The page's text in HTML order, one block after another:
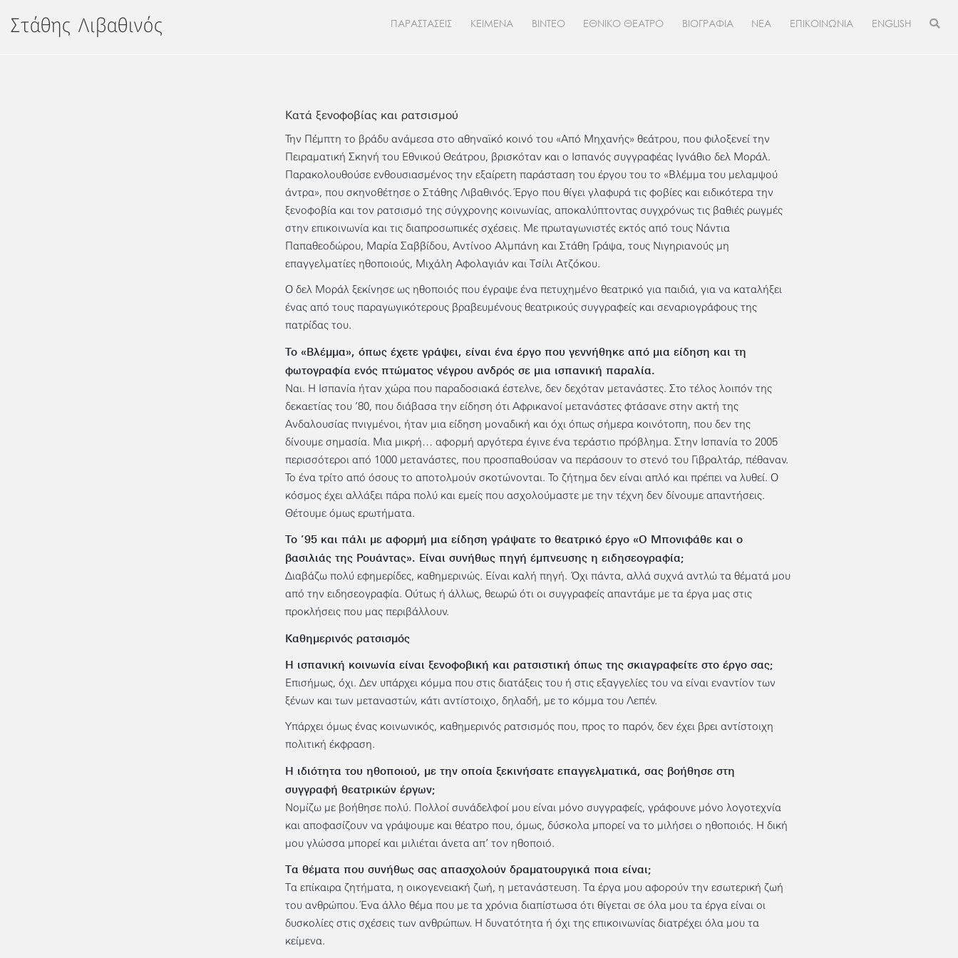
στοΣτάθης Λιβαθινός ΠΑΡΑΣΤΑΣΕΙΣ ΚΕΙΜΕΝΑ ΒΙΝΤΕΟ ΕΘΝΙΚΟ ΘΕΑΤΡΟ ΒΙΟΓΡΑΦΙΑ ΝΕΑ ΕΠΙΚΟΙΝΩΝΙΑ ENGLISH
Κατά ξενοφοβίας και ρατσισμού
Την Πέμπτη το βράδυ ανάμεσα στο αθηναϊκό κοινό του «Από Μηχανής» θεάτρου, που φιλοξενεί την
Πειραματική Σκηνή του Εθνικού Θεάτρου, βρισκόταν και ο Ισπανός συγγραφέας Ιγνάθιο δελ Μοράλ.
Παρακολουθούσε ενθουσιασμένος την εξαίρετη παράσταση του έργου του το «Βλέμμα του μελαμψού
άντρα», που σκηνοθέτησε ο Στάθης Λιβαθινός. Έργο που θίγει γλαφυρά τις φοβίες και ειδικότερα την
ξενοφοβία και τον ρατσισμό της σύγχρονης κοινωνίας, αποκαλύπτοντας συγχρόνως τις βαθιές ρωγμές
στην επικοινωνία και τις διαπροσωπικές σχέσεις. Με πρωταγωνιστές εκτός από τους Νάντια
Παπαθεοδώρου, Μαρία Σαββίδου, Αντίνοο Αλμπάνη και Στάθη Γράψα, τους Νιγηριανούς μη
επαγγελματίες ηθοποιούς, Μιχάλη Αφολαγιάν και Τσίλι Ατζόκου.
Ο δελ Μοράλ ξεκίνησε ως ηθοποιός που έγραψε ένα πετυχημένο θεατρικό για παιδιά, για να καταλήξει
ένας από τους παραγωγικότερους βραβευμένους θεατρικούς συγγραφείς και σεναριογράφους της
πατρίδας του.
Το «Βλέμμα», όπως έχετε γράψει, είναι ένα έργο που γεννήθηκε από μια είδηση και τη
φωτογραφία ενός πτώματος νέγρου ανδρός σε μια ισπανική παραλία.
Ναι. Η Ισπανία ήταν χώρα που παραδοσιακά έστελνε, δεν δεχόταν μετανάστες. Στο τέλος λοιπόν της
δεκαετίας του ’80, που διάβασα την είδηση ότι Αφρικανοί μετανάστες φτάσανε στην ακτή της
Ανδαλουσίας πνιγμένοι, ήταν μια είδηση μοναδική και όχι όπως σήμερα κοινότοπη, που δεν της
δίνουμε σημασία. Μια μικρή… αφορμή αργότερα έγινε ένα τεράστιο πρόβλημα. Στην Ισπανία το 2005
περισσότεροι από 1000 μετανάστες, που προσπαθούσαν να περάσουν το στενό του Γιβραλτάρ, πέθαναν.
Το ένα τρίτο από όσους το αποτολμούν σκοτώνονται. Το ζήτημα δεν είναι απλό και πρέπει να λυθεί. Ο
κόσμος έχει αλλάξει πάρα πολύ και εμείς που ασχολούμαστε με την τέχνη δεν δίνουμε απαντήσεις.
Θέτουμε όμως ερωτήματα.
Το ’95 και πάλι με αφορμή μια είδηση γράψατε το θεατρικό έργο «Ο Μπονιφάθε και ο
βασιλιάς της Ρουάντας». Είναι συνήθως πηγή έμπνευσης η ειδησεογραφία;
Διαβάζω πολύ εφημερίδες, καθημερινώς. Είναι καλή πηγή. Όχι πάντα, αλλά συχνά αντλώ τα θέματά μου
από την ειδησεογραφία. Ούτως ή άλλως, θεωρώ ότι οι συγγραφείς απαντάμε με τα έργα μας στις
προκλήσεις που μας περιβάλλουν.
Καθημερινός ρατσισμός
Η ισπανική κοινωνία είναι ξενοφοβική και ρατσιστική όπως της σκιαγραφείτε στο έργο σας;
Επισήμως, όχι. Δεν υπάρχει κόμμα που στις διατάξεις του ή στις εξαγγελίες του να είναι εναντίον των
ξένων και των μεταναστών, κάτι αντίστοιχο, δηλαδή, με το κόμμα του Λεπέν.
Υπάρχει όμως ένας κοινωνικός, καθημερινός ρατσισμός που, προς το παρόν, δεν έχει βρει αντίστοιχη
πολιτική έκφραση.
Η ιδιότητα του ηθοποιού, με την οποία ξεκινήσατε επαγγελματικά, σας βοήθησε στη
συγγραφή θεατρικών έργων;
Νομίζω με βοήθησε πολύ. Πολλοί συνάδελφοί μου είναι μόνο συγγραφείς, γράφουνε μόνο λογοτεχνία
και αποφασίζουν να γράψουμε και θέατρο που, όμως, δύσκολα μπορεί να το μιλήσει ο ηθοποιός. Η δική
μου γλώσσα μπορεί και μιλιέται άνετα απ’ τον ηθοποιό.
Τα θέματα που συνήθως σας απασχολούν δραματουργικά ποια είναι;
Τα επίκαιρα ζητήματα, η οικογενειακή ζωή, η μετανάστευση. Τα έργα μου αφορούν την εσωτερική ζωή
του ανθρώπου. Ένα άλλο θέμα που με τα χρόνια διαπίστωσα ότι θίγεται σε όλα μου τα έργα είναι οι
δυσκολίες στις σχέσεις των ανθρώπων. Η δυνατότητα ή όχι της επικοινωνίας διατρέχει όλα μου τα
κείμενα.